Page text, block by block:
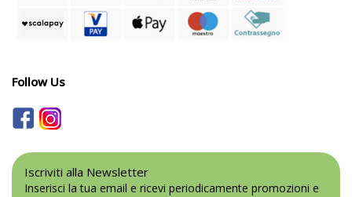
Follow Us
Iscriviti alla Newsletter
Inserisci la tua email e ricevi periodicamente promozioni e